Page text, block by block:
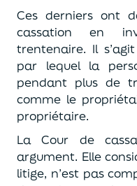
Ces derniers ont
cassation en
trentenaire. Il
par lequel la
pendant plus de
comme le
propriétaire.
La Cour de
argument. Elle
litige, n’est pas